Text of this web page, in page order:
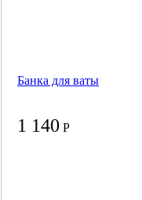
Банка для ваты
1 140 Р